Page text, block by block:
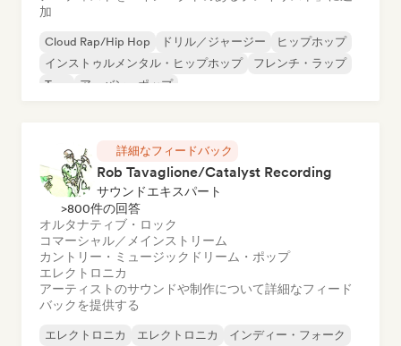
加
Cloud Rap/Hip Hop ドリル／ジャージー
ヒップホップ
インストゥルメンタル・ヒップホップ
フレンチ・ラップ
Trap
アーバン・ポップ
詳細なフィードバック
Rob Tavaglione/Catalyst Recording
サウンドエキスパート
>800件の回答
オルタナティブ・ロック
コマーシャル／メインストリーム
カントリー・ミュージック ドリーム・ポップ
エレクトロニカ
アーティストのサウンドや制作について詳細なフィード
バックを提供する
エレクトロニカ エレクトロニカ
インディー・フォーク